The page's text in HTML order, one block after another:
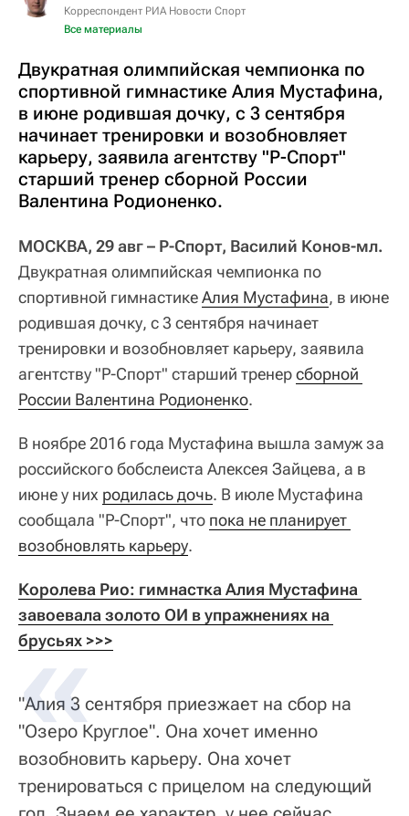
Корреспондент РИА Новости Спорт
Все материалы
Двукратная олимпийская чемпионка по
спортивной гимнастике Алия Мустафина,
в июне родившая дочку, с 3 сентября
начинает тренировки и возобновляет
карьеру, заявила агентству "Р-Спорт"
старший тренер сборной России
Валентина Родионенко.
МОСКВА, 29 авг – Р-Спорт, Василий Конов-мл.
Двукратная олимпийская чемпионка по
спортивной гимнастикеАлия Мустафина, в июне
родившая дочку, с 3 сентября начинает
тренировки и возобновляет карьеру, заявила
агентству "Р-Спорт" старший тренерсборной
России Валентина Родионенко.
В ноябре 2016 года Мустафина вышла замуж за
российского бобслеиста Алексея Зайцева, а в
июне у них родилась дочь. В июле Мустафина
сообщала "Р-Спорт", что пока не планирует
возобновлять карьеру.
Королева Рио: гимнастка Алия Мустафина
завоевала золото ОИ в упражнениях на
брусьях >>>
"Алия 3 сентября приезжает на сбор на
"Озеро Круглое". Она хочет именно
возобновить карьеру. Она хочет
тренироваться с прицелом на следующий